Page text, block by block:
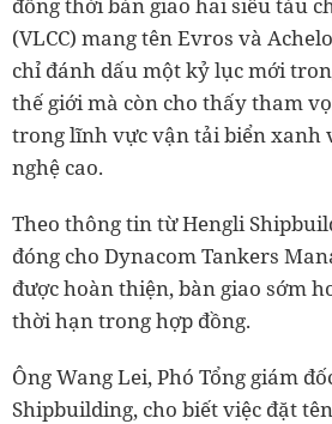
(VLCC) mang tên Evros và
chỉ đánh dấu một kỷ lục mới
thế giới mà còn cho thấy tham
trong lĩnh vực vận tải biển xanh
nghệ cao.
Theo thông tin từ Hengli
đóng cho Dynacom Tankers
được hoàn thiện, bàn giao sớm
thời hạn trong hợp đồng.
Ông Wang Lei, Phó Tổng giám
Shipbuilding, cho biết việc đặt